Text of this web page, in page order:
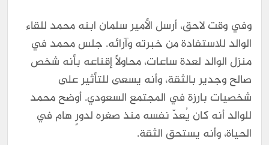
وفي وقت لاحق، أرسل الأمير سلمان ابنه محمد للقاء
الوالد للاستفادة من خبرته وآرائه. جلس محمد في
منزل الوالد لعدة ساعات، محاولًا إقناعه بأنه شخص
صالح وجدير بالثقة، وأنه يسعى للتأثير على
شخصيات بارزة في المجتمع السعودي. أوضح محمد
للوالد أنه كان يُعدّ نفسه منذ صغره لدورٍ هام في
الحياة، وأنه يستحق الثقة.